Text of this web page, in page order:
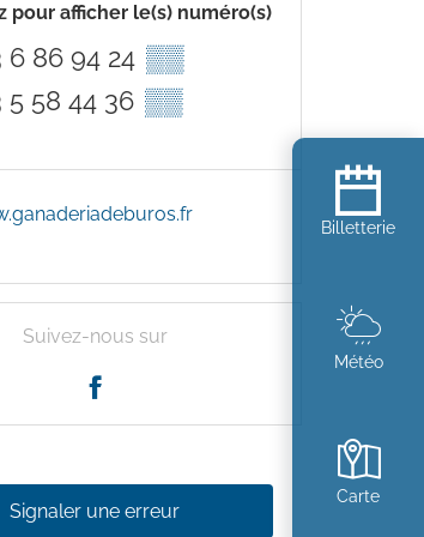
Billetterie
Météo
Carte
pour afficher le(s) numéro(s)
6 86 94 24 ▒▒
5 58 44 36 ▒▒
Suivez-nous sur
Signaler une erreur